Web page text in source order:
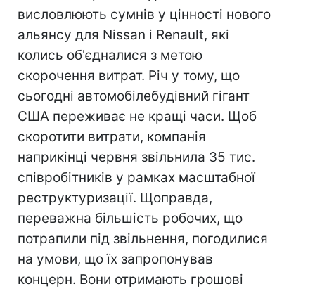
висловлюють сумнів у цінності нового
альянсу для Nissan і Renault, які
колись об'єдналися з метою
скорочення витрат. Річ у тому, що
сьогодні автомобілебудівний гігант
США переживає не кращі часи. Щоб
скоротити витрати, компанія
наприкінці червня звільнила 35 тис.
співробітників у рамках масштабної
реструктуризації. Щоправда,
переважна більшість робочих, що
потрапили під звільнення, погодилися
на умови, що їх запропонував
концерн. Вони отримають грошові